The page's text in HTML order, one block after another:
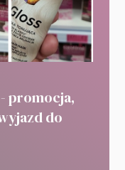
promocja,
do